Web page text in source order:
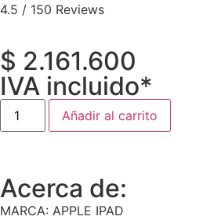
4.5 / 150 Reviews
$ 2.161.600
IVA incluido*
Añadir al carrito
Acerca de:
MARCA: APPLE IPAD